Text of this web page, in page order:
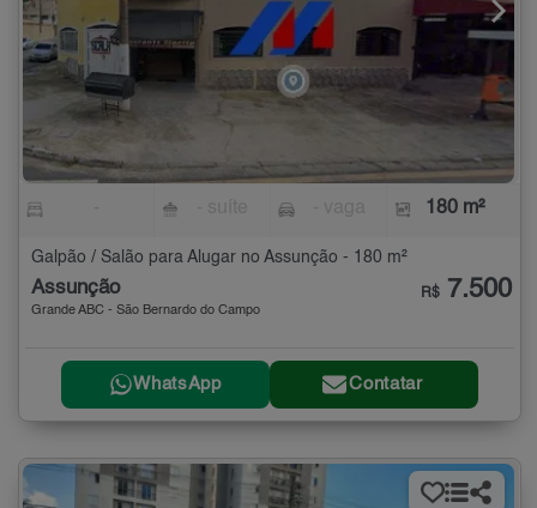
180 m²
Galpão / Salão para Alugar no Assunção - 180 m²
Assunção
Grande ABC - São Bernardo do Campo
R$ 7.500
WhatsApp Contatar